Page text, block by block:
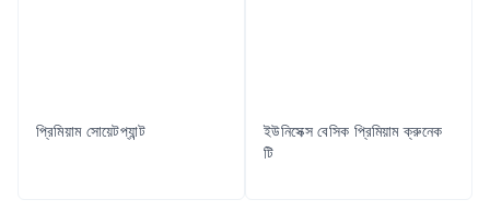
প্রিমিয়াম সোয়েটপ্যান্ট
ইউনিসেক্স বেসিক প্রিমিয়াম ক্রুনেক
টি